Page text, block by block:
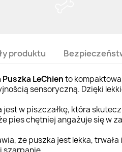
produktu
LeChiento
sensoryczną. Dzięki
jest w piszczałkę, która
pies chętniej angażuje się w
że puszka jest lekka,